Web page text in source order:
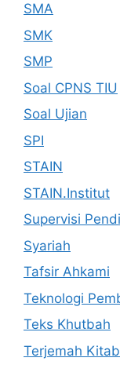
SMA
SMK
SMP
Soal CPNS TIU
Soal Ujian
SPI
STAIN
STAIN.Institut
Supervisi
Syariah
Tafsir Ahkami
Teknologi
Teks Khutbah
Terjemah Kitab